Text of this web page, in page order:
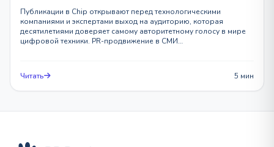
Публикации в Chip открывают перед технологическими
компаниями и экспертами выход на аудиторию, которая
десятилетиями доверяет самому авторитетному голосу в мире
цифровой техники. PR-продвижение в СМИ…
Читать 5 мин